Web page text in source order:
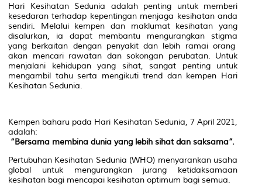
Hari Kesihatan Sedunia adalah penting untuk memberi
kesedaran terhadap kepentingan menjaga kesihatan anda
sendiri. Melalui kempen dan maklumat kesihatan yang
disalurkan, ia dapat membantu mengurangkan stigma
yang berkaitan dengan penyakit dan lebih ramai orang
akan mencari rawatan dan sokongan perubatan. Untuk
menjalani kehidupan yang sihat, sangat penting untuk
mengambil tahu serta mengikuti trend dan kempen Hari
Kesihatan Sedunia.
Kempen baharu pada Hari Kesihatan Sedunia, 7 April 2021,
adalah:
“Bersama membina dunia yang lebih sihat dan saksama”.
Pertubuhan Kesihatan Sedunia (WHO) menyarankan usaha
global untuk mengurangkan jurang ketidaksamaan
kesihatan bagi mencapai kesihatan optimum bagi semua.